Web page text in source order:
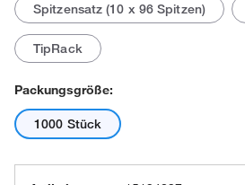
Spitzensatz (10 x 96 Spitzen)
TipRack
Packungsgröße:
1000 Stück